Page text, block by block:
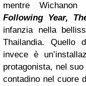
mentre Wichanon
Following Year,
infanzia nella
Thailandia. Quello
invece è
protagonista, nel
contadino nel cuore